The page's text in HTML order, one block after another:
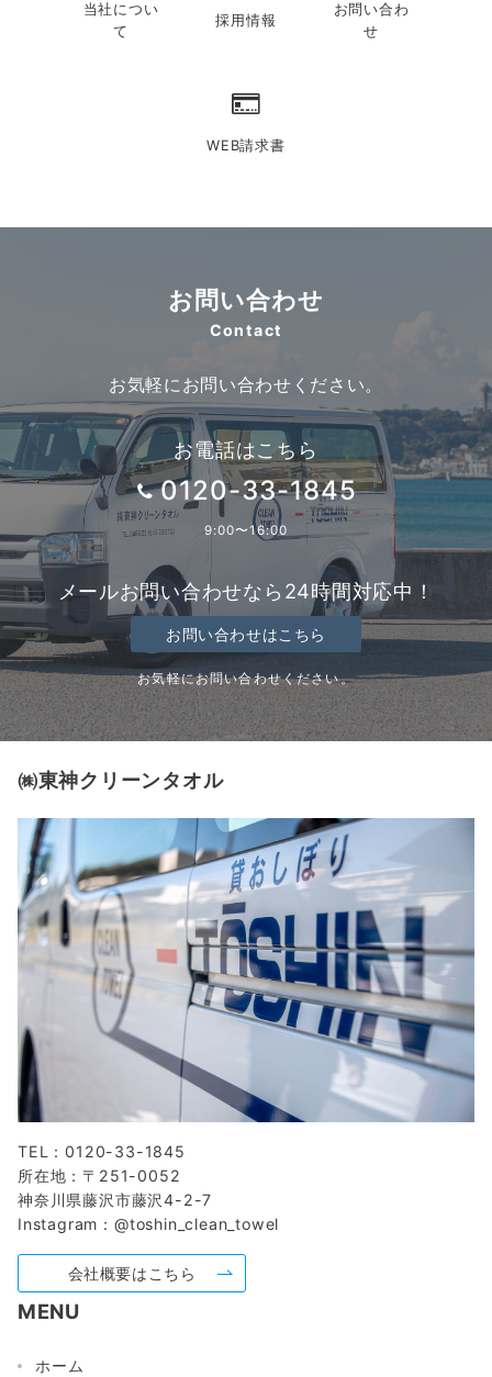
当社につい
て
採用情報
お問い合わ
せ
WEB請求書
お問い合わせ
Contact
お気軽にお問い合わせください。
お電話はこちら
0120-33-1845
9:00〜16:00
メールお問い合わせなら24時間対応中！
お問い合わせはこちら
お気軽にお問い合わせください。
㈱東神クリーンタオル
TEL：0120-33-1845
所在地：〒251-0052
神奈川県藤沢市藤沢4-2-7
Instagram： @toshin_clean_towel
会社概要はこちら
MENU
ホーム